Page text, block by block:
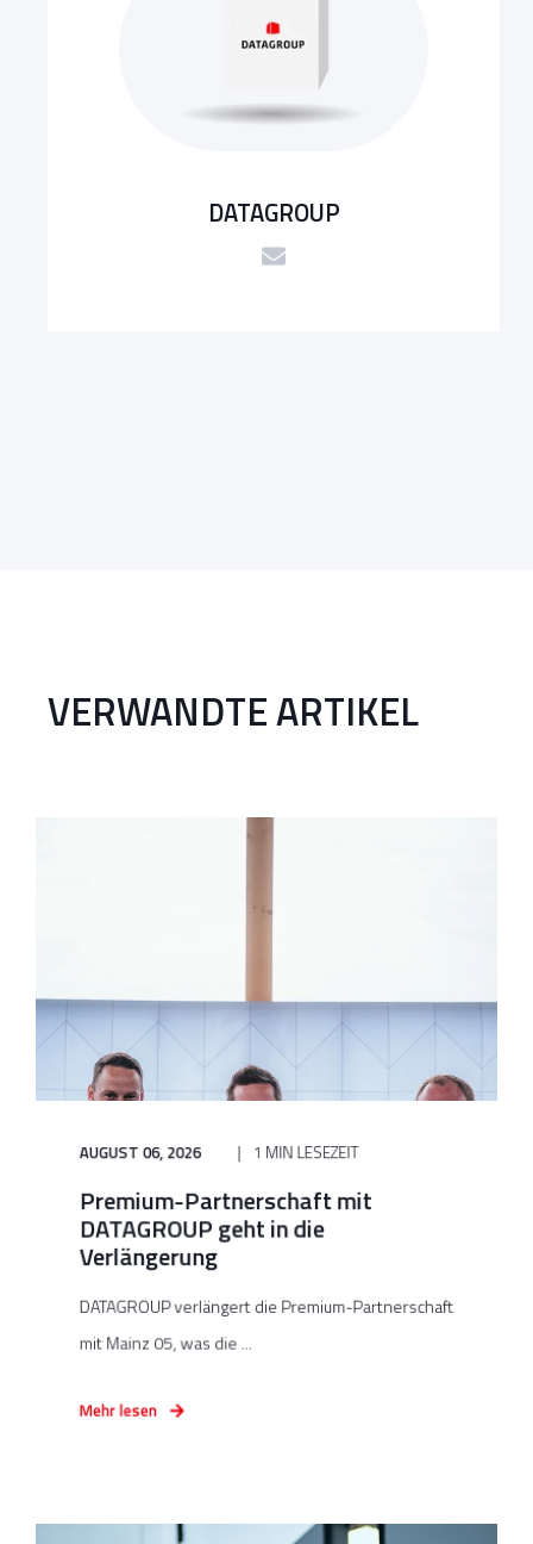
DATAGROUP
VERWANDTE ARTIKEL
AUGUST 06, 2026 1 MIN LESEZEIT
Premium-Partnerschaft mit
DATAGROUP geht in die
Verlängerung
DATAGROUP verlängert die Premium-Partnerschaft
mit Mainz 05, was die ...
Mehr lesen